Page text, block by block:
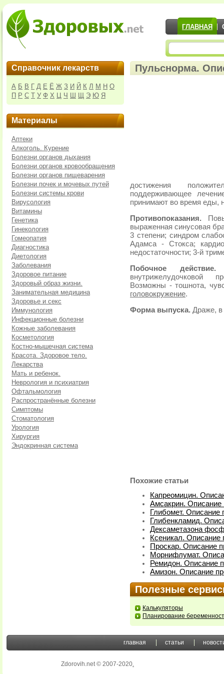
ГЛАВНАЯ
Справочник лекарств
А Б В Г Д Е Ё Ж З И Й К Л М Н О
П Р С Т У Ф Х Ц Ч Ш Щ Э Ю Я
Материалы
Аптеки
Алкоголь. Курение
Болезни органов дыхания
Болезни органов кровообращения
Болезни органов пищеварения
Болезни почек и мочевых путей
Болезни системы крови
Вирусология
Витамины
Генетика
Гинекология
Гомеопатия
Диагностика
Диетология
Заболевания
Здоровое питание
Здоровый образ жизни.
Занимательная медицина
Здоровье и секс
Иммунология
Инфекционные болезни
Кожные заболевания
Косметология
Костно-мышечная система
Красота. Здоровое тело.
Лекарства
Мать и ребенок.
Неврология и психиатрия
Офтальмология
Распространённые болезни
Симптомы
Стоматология
Урология
Хирургия
Эндокринная система
Пульснорма.
достижения
поддерживающее
принимают во время еды,
Противопоказания.
выраженная синусовая
3 степени; синдром
Адамса - Стокса;
недостаточности; 3-й
Побочное
внутрижелудочковой
Возможны - тошнота,
головокружение.
Форма выпуска. Драже, в
Похожие статьи
Капреомицин.
Амсакрин. Описание
Глибомет. Описание
Глибенкламид.
Дексаметазона
Ксеникал. Описание
Проскар. Описание
Морнифлумат.
Ремидон. Описание
Амизон. Описание
Полезные
Калькуляторы
Планирование
главная статьи
Zdorovih.net © 2007-2020